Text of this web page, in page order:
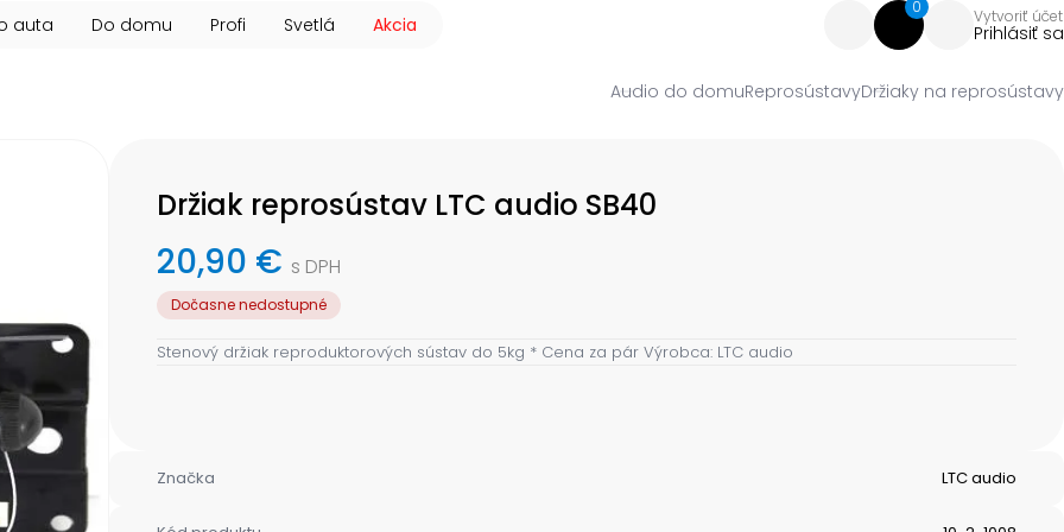
auta Do domu Profi Svetlá Akcia
0 Vytvoriť účet
Prihlásiť sa
Audio do domuReprosústavyDržiaky na reprosústavy
Držiak reprosústav LTC audio SB40
20,90 € s DPH
Dočasne nedostupné
Stenový držiak reproduktorových sústav do 5kg * Cena za pár Výrobca: LTC audio
Značka LTC audio